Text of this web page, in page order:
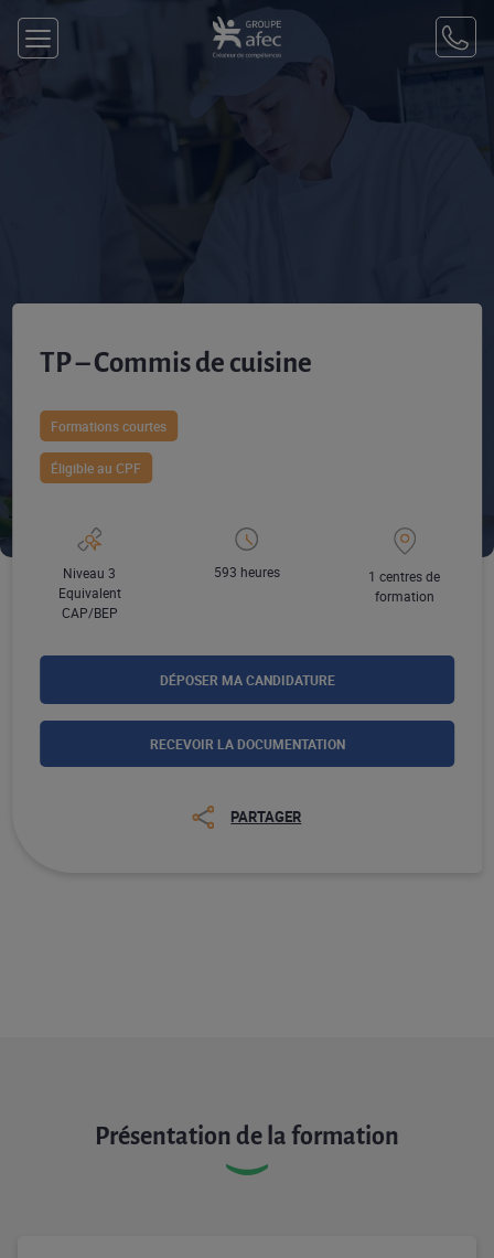
TP – Commis de cuisine
Formations courtes
Éligible au CPF
Niveau 3
Equivalent
CAP/BEP
593 heures
1 centres de
formation
DÉPOSER MA CANDIDATURE
RECEVOIR LA DOCUMENTATION
PARTAGER
Présentation de la formation